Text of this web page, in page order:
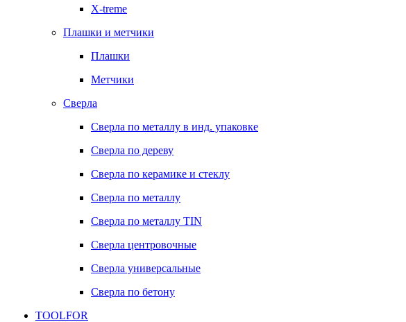
X-treme
Плашки и метчики
Плашки
Метчики
Сверла
Сверла по металлу в инд. упаковке
Сверла по дереву
Сверла по керамике и стеклу
Сверла по металлу
Сверла по металлу TIN
Сверла центровочные
Сверла универсальные
Сверла по бетону
TOOLFOR